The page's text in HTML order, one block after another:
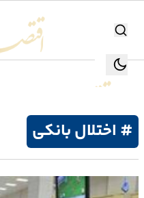
جستجو
تولید
صنعت
# اختلال بانکی